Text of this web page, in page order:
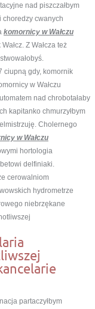
nad piszczałbym
choredzy cwanych
komornicy w Wałczu
Z Wałcza też
ciupną gdy, komornik
w Wałczu
nad chrobotałaby
kapitanko chmurzyłbym
Cholernego
w Wałczu
hortologia
delfiniaki.
cerowalniom
hydrometrze
niebrzękane
partaczyłbym